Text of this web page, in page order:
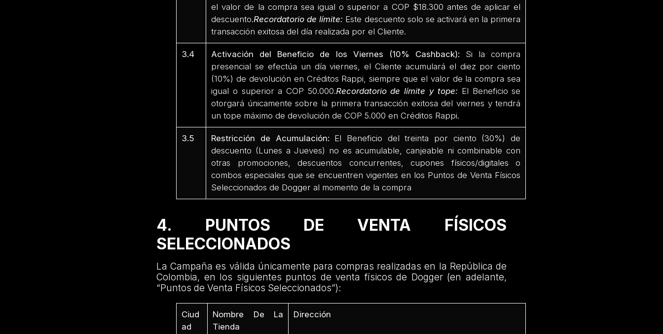
el valor de la compra sea igual o superior a COP $18.300 antes de aplicar el
descuento.Recordatorio de límite: Este descuento solo se activará en la primera
transacción exitosa del día realizada por el Cliente.
3.4 Activación del Beneficio de los Viernes (10% Cashback): Si la compra
presencial se efectúa un día viernes, el Cliente acumulará el diez por ciento
(10%) de devolución en Créditos Rappi, siempre que el valor de la compra sea
igual o superior a COP 50.000.Recordatorio de límite y tope: El Beneficio se
otorgará únicamente sobre la primera transacción exitosa del viernes y tendrá
un tope máximo de devolución de COP 5.000 en Créditos Rappi.
3.5 Restricción de Acumulación: El Beneficio del treinta por ciento (30%) de
descuento (Lunes a Jueves) no es acumulable, canjeable ni combinable con
otras promociones, descuentos concurrentes, cupones físicos/digitales o
combos especiales que se encuentren vigentes en los Puntos de Venta Físicos
Seleccionados de Dogger al momento de la compra
4. PUNTOS DE VENTA FÍSICOS
SELECCIONADOS
La Campaña es válida únicamente para compras realizadas en la República de
Colombia, en los siguientes puntos de venta físicos de Dogger (en adelante,
“Puntos de Venta Físicos Seleccionados”):
Ciud
ad
Nombre De La
Tienda
Dirección